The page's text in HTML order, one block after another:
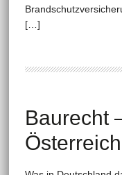
[…]
Baurecht
Österreich